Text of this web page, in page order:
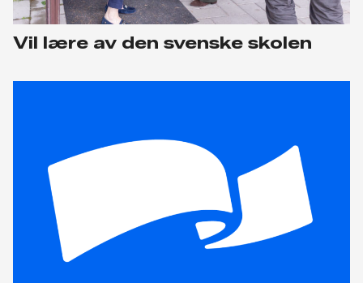
Vil lære av den svenske skolen